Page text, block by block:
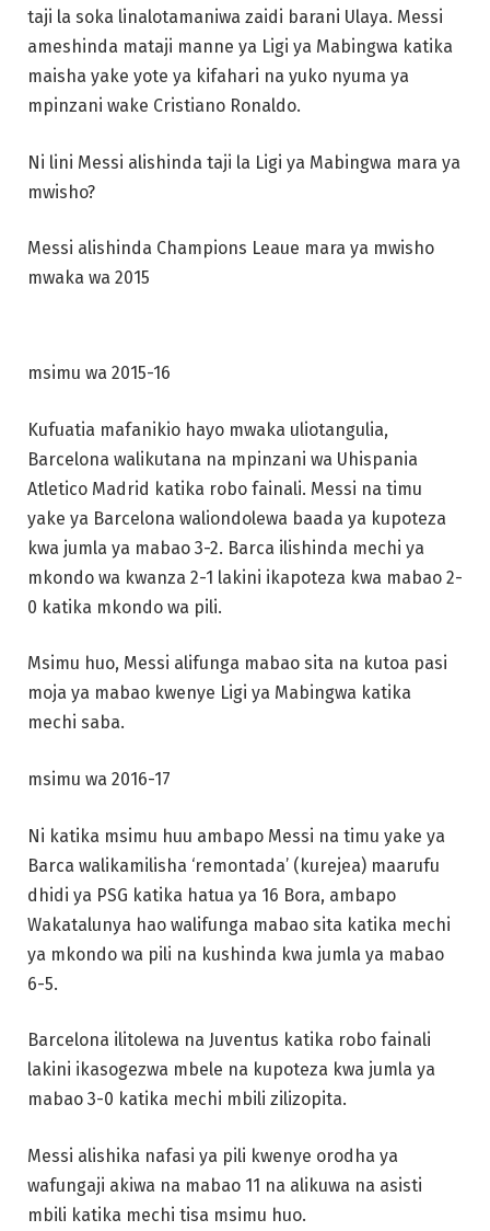
taji la soka linalotamaniwa zaidi barani Ulaya. Messi
ameshinda mataji manne ya Ligi ya Mabingwa katika
maisha yake yote ya kifahari na yuko nyuma ya
mpinzani wake Cristiano Ronaldo.
Ni lini Messi alishinda taji la Ligi ya Mabingwa mara ya
mwisho?
Messi alishinda Champions Leaue mara ya mwisho
mwaka wa 2015
msimu wa 2015-16
Kufuatia mafanikio hayo mwaka uliotangulia,
Barcelona walikutana na mpinzani wa Uhispania
Atletico Madrid katika robo fainali. Messi na timu
yake ya Barcelona waliondolewa baada ya kupoteza
kwa jumla ya mabao 3-2. Barca ilishinda mechi ya
mkondo wa kwanza 2-1 lakini ikapoteza kwa mabao 2-
0 katika mkondo wa pili.
Msimu huo, Messi alifunga mabao sita na kutoa pasi
moja ya mabao kwenye Ligi ya Mabingwa katika
mechi saba.
msimu wa 2016-17
Ni katika msimu huu ambapo Messi na timu yake ya
Barca walikamilisha ‘remontada’ (kurejea) maarufu
dhidi ya PSG katika hatua ya 16 Bora, ambapo
Wakatalunya hao walifunga mabao sita katika mechi
ya mkondo wa pili na kushinda kwa jumla ya mabao
6-5.
Barcelona ilitolewa na Juventus katika robo fainali
lakini ikasogezwa mbele na kupoteza kwa jumla ya
mabao 3-0 katika mechi mbili zilizopita.
Messi alishika nafasi ya pili kwenye orodha ya
wafungaji akiwa na mabao 11 na alikuwa na asisti
mbili katika mechi tisa msimu huo.